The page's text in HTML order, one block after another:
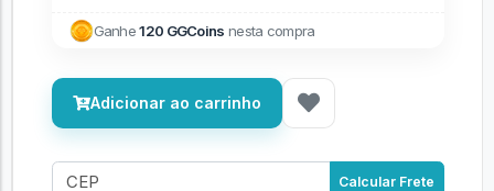
Ganhe120 GGCoins nesta compra
Adicionar ao carrinho
Calcular Frete